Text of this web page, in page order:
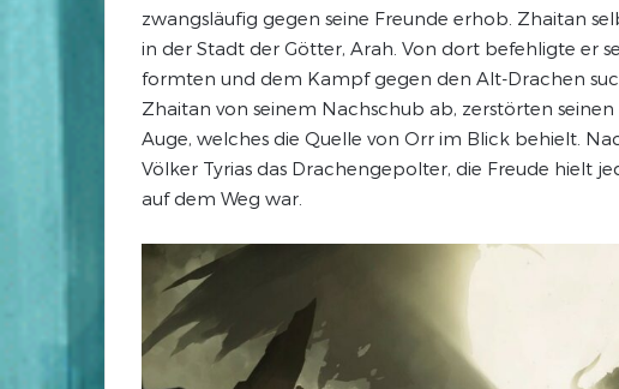
zwangsläufig gegen seine Freunde erhob. Zhaitan
in der Stadt der Götter, Arah. Von dort befehligte er
formten und dem Kampf gegen den Alt-Drachen
Zhaitan von seinem Nachschub ab, zerstörten
Auge, welches die Quelle von Orr im Blick behielt.
Völker Tyrias das Drachengepolter, die Freude hielt
auf dem Weg war.